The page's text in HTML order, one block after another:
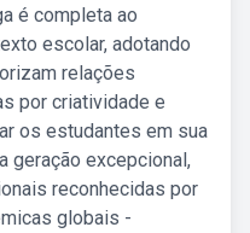
é completa ao
escolar, adotando
relações
por criatividade e
os estudantes em sua
geração excepcional,
reconhecidas por
globais -